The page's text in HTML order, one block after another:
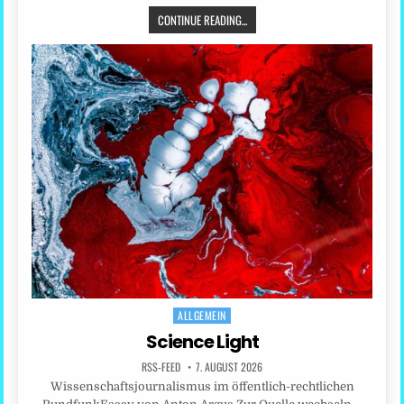
CONTINUE READING...
Posted
ALLGEMEIN
Science Light
RSS-FEED 7. AUGUST 2026
Wissenschaftsjournalismus im öffentlich-rechtlichen